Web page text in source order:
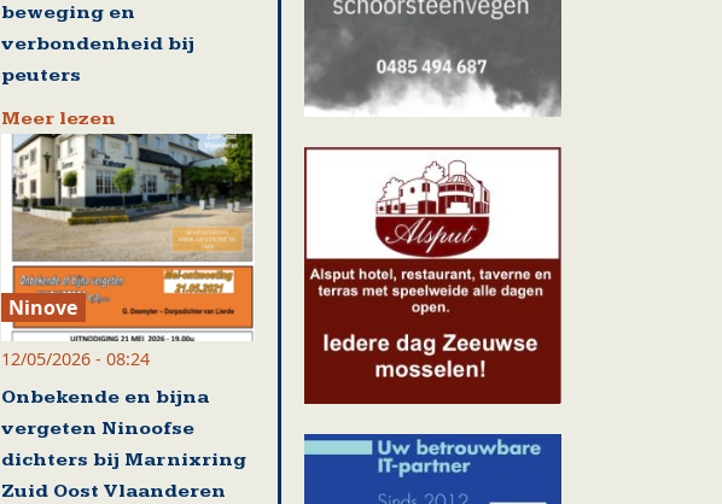
beweging en
verbondenheid bij
peuters
Meer lezen
Ninove
12/05/2026 - 08:24
Onbekende en bijna
vergeten Ninoofse
dichters bij Marnixring
Zuid Oost Vlaanderen